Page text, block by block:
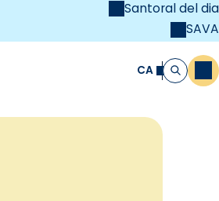
Santoral del dia
SAVA
CA Cerca